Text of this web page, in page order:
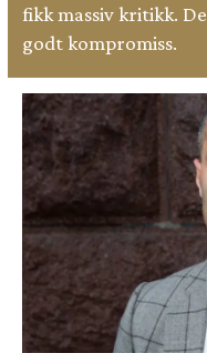
fikk massiv kritikk.
godt kompromiss.